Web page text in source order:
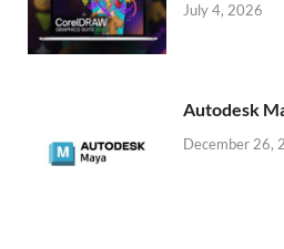
July 4, 2026
Autodesk
December 26,